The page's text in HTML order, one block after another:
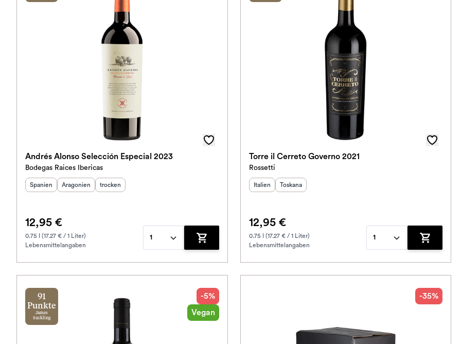
Andrés Alonso Selección Especial 2023
Bodegas Raices Ibericas
Herkunftsland:
Spanien Herkunftsregion:
Aragonien Geschmack
trocken
12,95 €
0.75 l (17.27 € / 1 Liter)
Lebensmittelangaben
1
Zum Warenkorb hinzufügen
Torre il Cerreto Governo 2021
Rossetti
Herkunftsland:
Italien Herkunftsregion
Toskana
12,95 €
0.75 l (17.27 € / 1 Liter)
Lebensmittelangaben
1
Zum
91
Punkte
James
Suckling
-5%
Vegan
-35%